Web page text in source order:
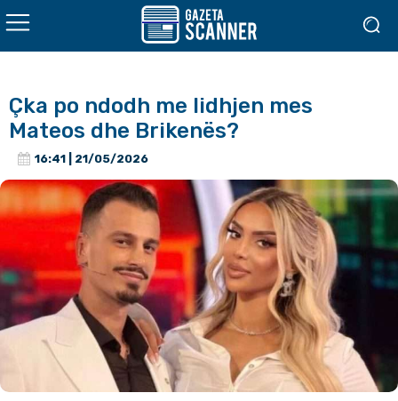
Çka po ndodh me lidhjen mes
Mateos dhe Brikenës?
16:41 | 21/05/2026